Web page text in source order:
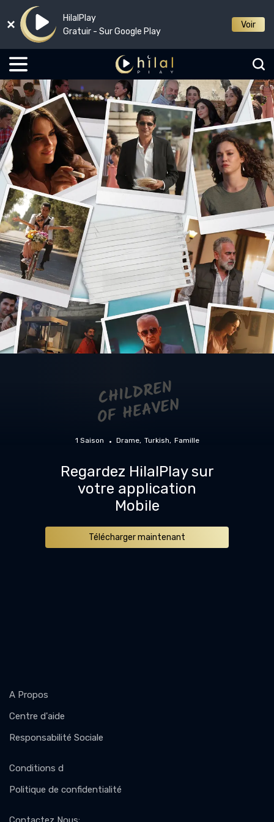
HilalPlay
Gratuir - Sur Google Play
Voir
1 Saison Drame Turkish Famille
Regardez HilalPlay sur
votre application
Mobile
Télécharger maintenant
A Propos
Centre d'aide
Responsabilité Sociale
Conditions d
Politique de confidentialité